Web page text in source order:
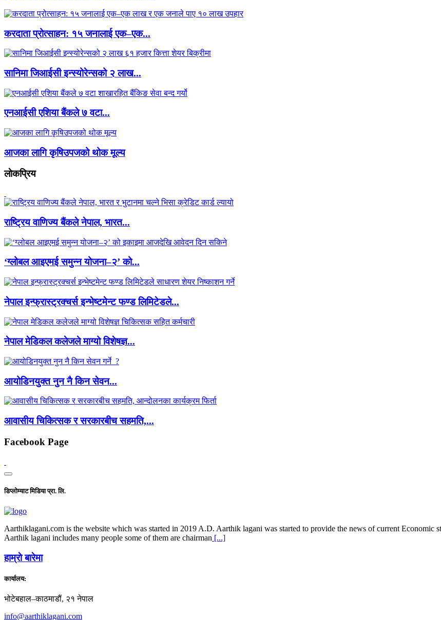
करदाता प्रोत्साहन: १५ जनालाई एक–एक...
सानिमा जिआईसी इन्स्योरेन्सको २ लाख...
एनआईसी एशिया बैंकले ७ वटा...
आजका लागि कृषिउपजको थोक मूल्य
लाेकप्रिय
राष्ट्रिय वाणिज्य बैंकले नेपाल, भारत...
‘ग्लोबल आइएमई समुन्न योजना–२’ को...
नेपाल इन्फ्रास्ट्रक्चर्स इन्भेष्टमेन्ट फण्ड लिमिटेडले...
नेपाल मेडिकल कलेजले माग्यो विशेषज्ञ...
आयोडिनयुक्त नुन नै किन सेवन...
आवासीय चिकित्सक र सरकारबीच सहमति,...
Facebook Page
डिप्लोम्याट मिडिया प्रा. लि.
Aarthiklagani.com is the website which was started in 2019 A.D. Aarthik lagani was started to provide the news of current Economic
Aarthik lagani includes many people some of them are chairman [...]
हाम्राे बारेमा
कार्यालय:
भोटेबहाल–काठमाडौं, २१ नेपाल
info@aarthiklagani.com